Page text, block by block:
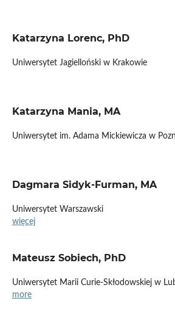
Katarzyna Lorenc, PhD
Uniwersytet Jagielloński w Krakowie
Katarzyna Mania, MA
Uniwersytet im. Adama Mickiewicza w
Dagmara Sidyk-Furman, MA
Uniwersytet Warszawski
więcej
Mateusz Sobiech, PhD
Uniwersytet Marii Curie-Skłodowskiej w
more